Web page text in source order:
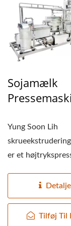
Sojamælk
Yung Soon Lih
er et
Tilføj Til